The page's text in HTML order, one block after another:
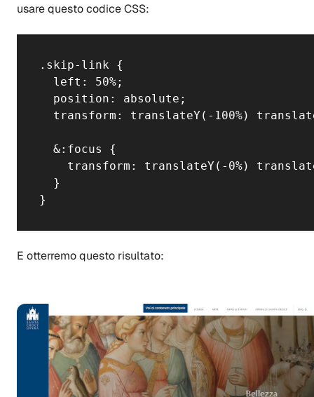
usare questo codice CSS:
.skip-link {
  left: 50%;
  position: absolute;
transform: translateY(-100%)
  &:focus {
transform: translateY(-0%)
  }
}
E otterremo questo risultato: